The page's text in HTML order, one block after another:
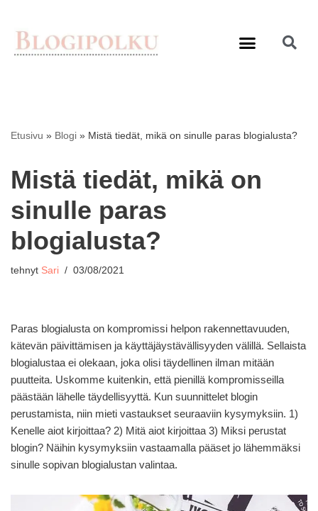
Siirry
suoraan
Etusivu » Blogi » Mistä tiedät, mikä on sinulle paras blogialusta?
Mistä tiedät, mikä on
sinulle paras
blogialusta?
tehnyt Sari 03/08/2021
Paras blogialusta on kompromissi helpon rakennettavuuden,
kätevän päivittämisen ja käyttäjäystävällisyyden välillä. Sellaista
blogialustaa ei olekaan, joka olisi täydellinen ilman mitään
puutteita. Uskomme kuitenkin, että pienillä kompromisseilla
päästään lähelle täydellisyyttä. Kun suunnittelet blogin
perustamista, niin mieti vastaukset seuraaviin kysymyksiin. 1)
Kenelle aiot kirjoittaa? 2) Mitä aiot kirjoittaa 3) Miksi perustat
blogin? Näihin kysymyksiin vastaamalla pääset jo lähemmäksi
sinulle sopivan blogialustan valintaa.